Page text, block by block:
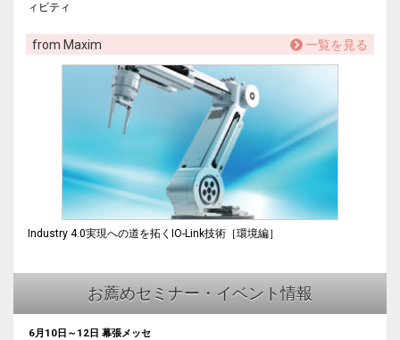
ィビティ
from Maxim 一覧を見る
Industry 4.0実現への道を拓くIO-Link技術［環境編］
お薦めセミナー・イベント情報
6月10日～12日 幕張メッセ